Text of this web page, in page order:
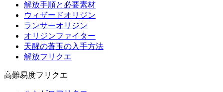
解放手順と必要素材
ウィザードオリジン
ランサーオリジン
オリジンファイター
天醒の蒼玉の入手方法
解放フリクエ
高難易度フリクエ